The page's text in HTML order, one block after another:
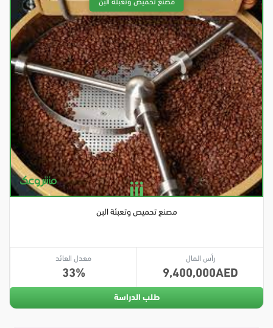
مصنع تحميص وتعبئة البن
رأس المال
9,400,000
معدل العائد
33
طلب الدراسة